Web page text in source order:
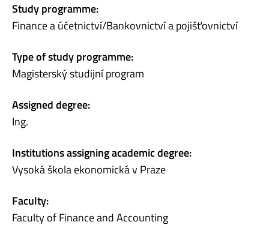
Study programme:
Finance a účetnictví/Bankovnictví a pojišťovnictví
Type of study programme:
Magisterský studijní program
Assigned degree:
Ing.
Institutions assigning academic degree:
Vysoká škola ekonomická v Praze
Faculty:
Faculty of Finance and Accounting